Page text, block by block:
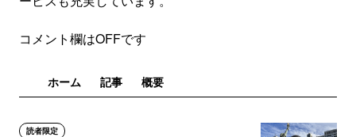
コメント欄はOFFです
ホーム 記事 概要
読者限定